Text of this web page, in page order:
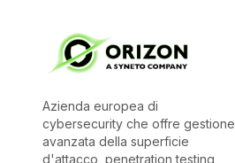
Azienda europea di
cybersecurity che offre gestione
avanzata della superficie
d'attacco, penetration testing